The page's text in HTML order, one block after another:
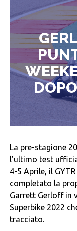
La pre-stagione
l’ultimo test
4-5 Aprile, il
completato la
Garrett Gerloff in
Superbike 2022
tracciato.